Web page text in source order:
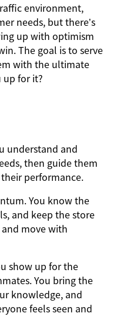
environment,
needs, but there’s
up with optimism
The goal is to serve
with the ultimate
up for it?
understand and
then guide them
performance.
. You know the
and keep the store
move with
show up for the
You bring the
knowledge, and
feels seen and